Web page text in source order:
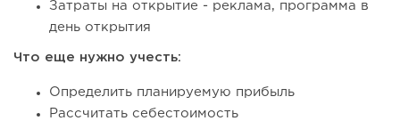
Затраты на открытие - реклама, программа в
день открытия
Что еще нужно учесть:
Определить планируемую прибыль
Рассчитать себестоимость